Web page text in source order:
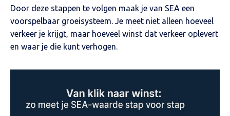
Door deze stappen te volgen maak je van SEA een
voorspelbaar groeisysteem. Je meet niet alleen hoeveel
verkeer je krijgt, maar hoeveel winst dat verkeer oplevert
en waar je die kunt verhogen.